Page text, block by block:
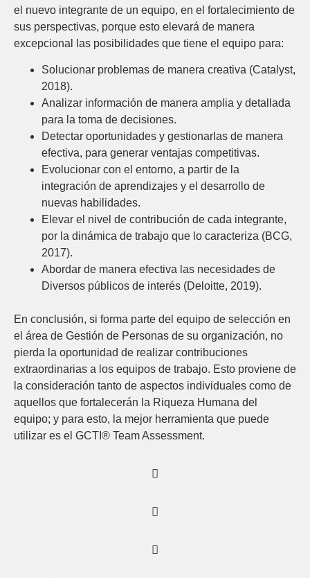
el nuevo integrante de un equipo, en el fortalecimiento de
sus perspectivas, porque esto elevará de manera
excepcional las posibilidades que tiene el equipo para:
Solucionar problemas de manera creativa (Catalyst,
2018).
Analizar información de manera amplia y detallada
para la toma de decisiones.
Detectar oportunidades y gestionarlas de manera
efectiva, para generar ventajas competitivas.
Evolucionar con el entorno, a partir de la
integración de aprendizajes y el desarrollo de
nuevas habilidades.
Elevar el nivel de contribución de cada integrante,
por la dinámica de trabajo que lo caracteriza (BCG,
2017).
Abordar de manera efectiva las necesidades de
Diversos públicos de interés (Deloitte, 2019).
En conclusión, si forma parte del equipo de selección en
el área de Gestión de Personas de su organización, no
pierda la oportunidad de realizar contribuciones
extraordinarias a los equipos de trabajo. Esto proviene de
la consideración tanto de aspectos individuales como de
aquellos que fortalecerán la Riqueza Humana del
equipo; y para esto, la mejor herramienta que puede
utilizar es el GCTI® Team Assessment.